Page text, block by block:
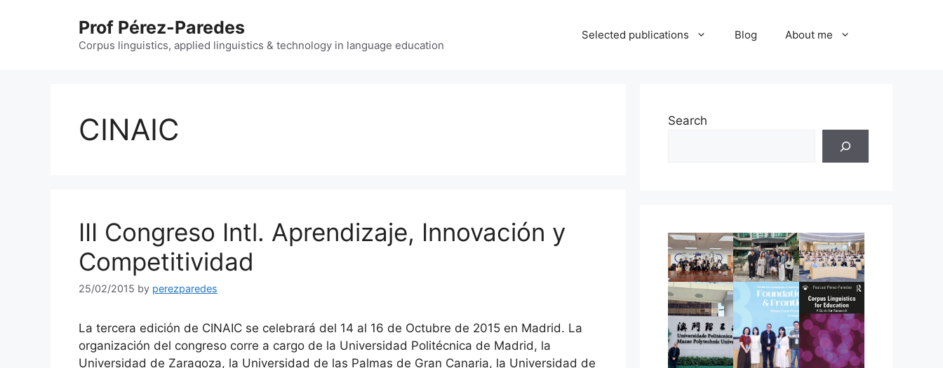
Prof Pérez-Paredes
Corpus linguistics, applied linguistics & technology in language education
Selected publications Blog About me
CINAIC
III Congreso Intl. Aprendizaje, Innovación y
Competitividad
25/02/2015 by perezparedes
La tercera edición de CINAIC se celebrará del 14 al 16 de Octubre de 2015 en Madrid. La
organización del congreso corre a cargo de la Universidad Politécnica de Madrid, la
Universidad de Zaragoza, la Universidad de las Palmas de Gran Canaria, la Universidad de
Search